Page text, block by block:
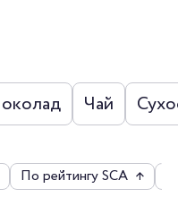
Чай
По рейтингу SCA ↑